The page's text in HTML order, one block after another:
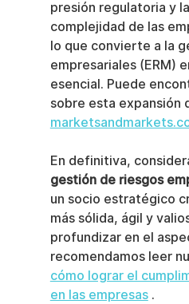
presión regulatoria y
complejidad de las
lo que convierte a la
empresariales (ERM)
esencial. Puede
sobre esta expansión
En definitiva,
gestión de riesgos
un socio estratégico
más sólida, ágil y
profundizar en el
recomendamos leer
cómo lograr el
en las empresas .